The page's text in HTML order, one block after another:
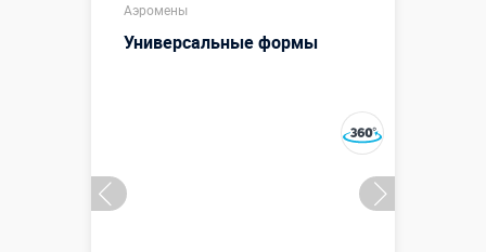
Аэромены
Универсальные формы